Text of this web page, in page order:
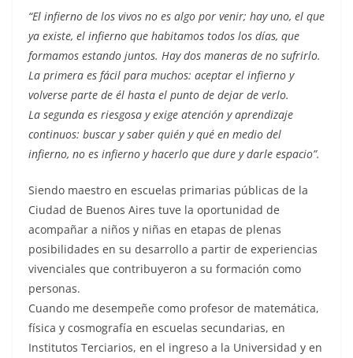
“El infierno de los vivos no es algo por venir; hay uno, el que
ya existe, el infierno que habitamos todos los días, que
formamos estando juntos. Hay dos maneras de no sufrirlo.
La primera es fácil para muchos: aceptar el infierno y
volverse parte de él hasta el punto de dejar de verlo.
La segunda es riesgosa y exige atención y aprendizaje
continuos: buscar y saber quién y qué en medio del
infierno, no es infierno y hacerlo que dure y darle espacio”.
Siendo maestro en escuelas primarias públicas de la
Ciudad de Buenos Aires tuve la oportunidad de
acompañar a niños y niñas en etapas de plenas
posibilidades en su desarrollo a partir de experiencias
vivenciales que contribuyeron a su formación como
personas.
Cuando me desempeñe como profesor de matemática,
física y cosmografía en escuelas secundarias, en
Institutos Terciarios, en el ingreso a la Universidad y en